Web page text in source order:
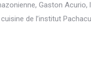
Gaston
de l’institut